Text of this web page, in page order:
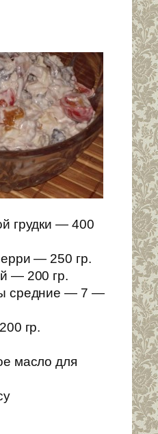
грудки — 400
— 250 гр.
— 200 гр.
средние — 7 —
гр.
масло для